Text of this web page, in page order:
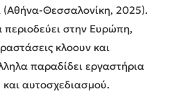
(Αθήνα-Θεσσαλονίκη, 2025).
περιοδεύει στην Ευρώπη,
κλοουν και
παραδίδει εργαστήρια
αυτοσχεδιασμού.